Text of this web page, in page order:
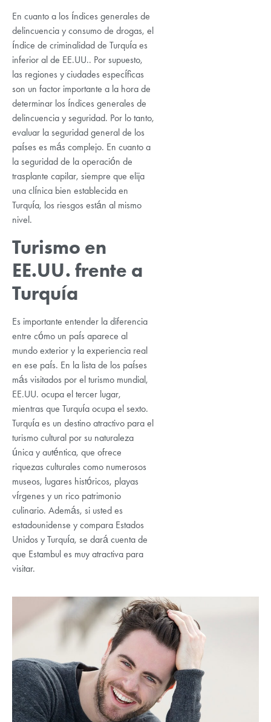
En cuanto a los índices generales de
delincuencia y consumo de drogas, el
índice de criminalidad de Turquía es
inferior al de EE.UU.. Por supuesto,
las regiones y ciudades específicas
son un factor importante a la hora de
determinar los índices generales de
delincuencia y seguridad. Por lo tanto,
evaluar la seguridad general de los
países es más complejo. En cuanto a
la seguridad de la operación de
trasplante capilar, siempre que elija
una clínica bien establecida en
Turquía, los riesgos están al mismo
nivel.
Turismo en
EE.UU. frente a
Turquía
Es importante entender la diferencia
entre cómo un país aparece al
mundo exterior y la experiencia real
en ese país. En la lista de los países
más visitados por el turismo mundial,
EE.UU. ocupa el tercer lugar,
mientras que Turquía ocupa el sexto.
Turquía es un destino atractivo para el
turismo cultural por su naturaleza
única y auténtica, que ofrece
riquezas culturales como numerosos
museos, lugares históricos, playas
vírgenes y un rico patrimonio
culinario. Además, si usted es
estadounidense y compara Estados
Unidos y Turquía, se dará cuenta de
que Estambul es muy atractiva para
visitar.